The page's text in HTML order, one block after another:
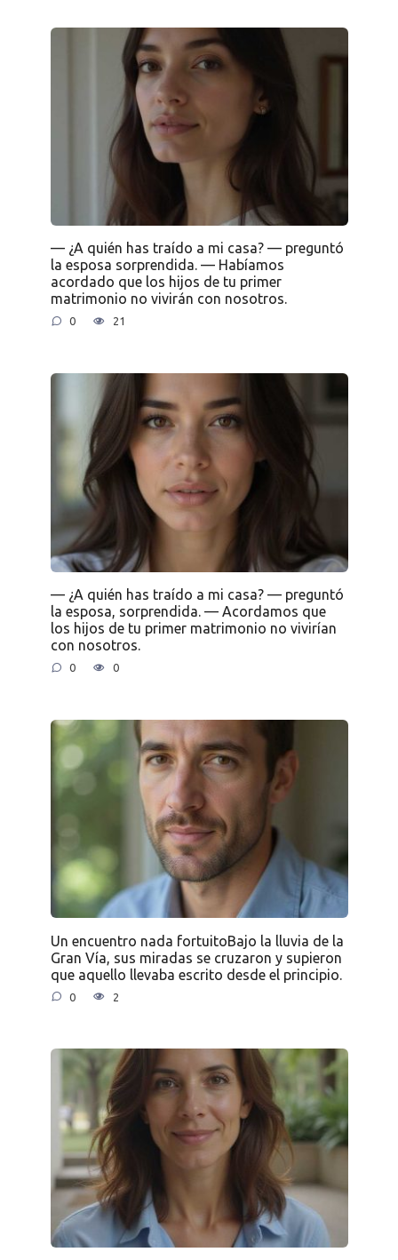
— ¿A quién has traído a mi casa? — preguntó
la esposa sorprendida. — Habíamos
acordado que los hijos de tu primer
matrimonio no vivirán con nosotros.
0 21
— ¿A quién has traído a mi casa? — preguntó
la esposa, sorprendida. — Acordamos que
los hijos de tu primer matrimonio no vivirían
con nosotros.
0 0
Un encuentro nada fortuitoBajo la lluvia de la
Gran Vía, sus miradas se cruzaron y supieron
que aquello llevaba escrito desde el principio.
0 2